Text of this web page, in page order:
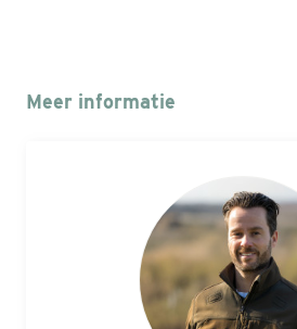
Meer informatie